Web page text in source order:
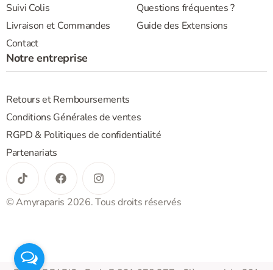
Suivi Colis
Questions fréquentes ?
Livraison et Commandes
Guide des Extensions
Contact
Notre entreprise
Retours et Remboursements
Conditions Générales de ventes
RGPD & Politiques de confidentialité
Partenariats
© Amyraparis 2026. Tous droits réservés